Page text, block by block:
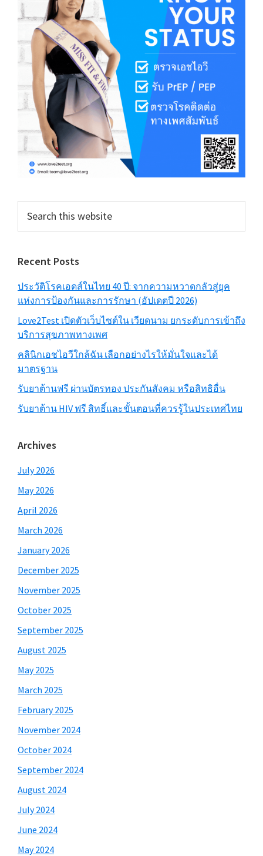
this
Recent Posts
ประวัติโรคเอดส์ในไทย 40 ปี: จากความหวาดกลัวสู่ยุค
แห่งการป้องกันและการรักษา (อัปเดตปี 2026)
Love2Test เปิดตัวเว็บไซต์ใน เวียดนาม ยกระดับการเข้าถึง
บริการสุขภาพทางเพศ
คลินิกเอชไอวีใกล้ฉัน เลือกอย่างไรให้มั่นใจและได้
มาตรฐาน
รับยาต้านฟรี ผ่านบัตรทอง ประกันสังคม หรือสิทธิอื่น
รับยาต้าน HIV ฟรี สิทธิ์และขั้นตอนที่ควรรู้ในประเทศไทย
Archives
July 2026
May 2026
April 2026
March 2026
January 2026
December 2025
November 2025
October 2025
September 2025
August 2025
May 2025
March 2025
February 2025
November 2024
October 2024
September 2024
August 2024
July 2024
June 2024
May 2024